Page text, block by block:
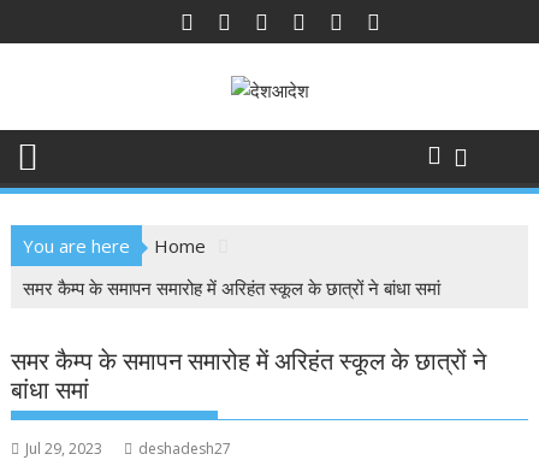
to
You are here
Home
समर कैम्प के समापन समारोह में अरिहंत स्कूल के छात्रों ने बांधा समां
समर कैम्प के समापन समारोह में अरिहंत स्कूल के छात्रों ने
बांधा समां
Jul 29, 2023 deshadesh27